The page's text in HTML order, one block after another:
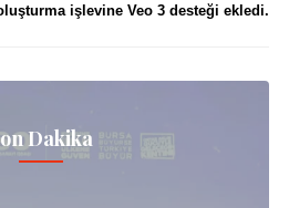
işlevine Veo 3 desteği ekledi.
Dakika